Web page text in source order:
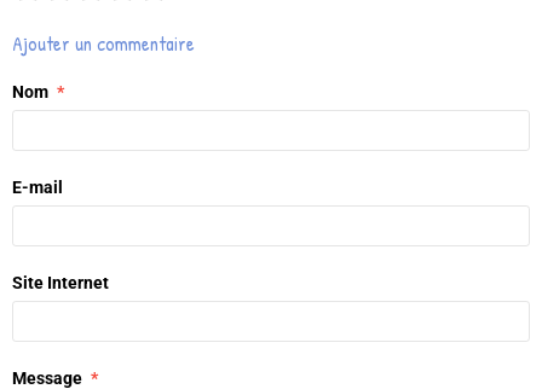
Ajouter un commentaire
Nom
E-mail
Site Internet
Message